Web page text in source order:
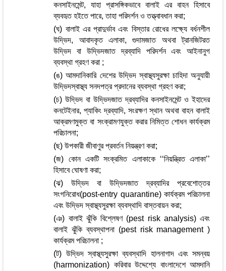
কনসাইনমেন্ট, যাহা প্রাসঙ্গিকভাবে বালাই এর বাহন হিসাবে
ব্যবহৃত হইতে পারে, তাহা পরিদর্শন ও তত্ত্বাবধান করা;
(ঘ) বালাই এর প্রাদুর্ভাব এবং বিস্তার রোধের লক্ষ্যে বর্ধনশীল
উদ্ভিদ, আবাদকৃত এলাকা, গুদামজাত অথবা ট্রানজিটরত
উদ্ভিদ বা উদ্ভিদজাত দ্রব্যাদি পরিদর্শন এবং আইনানুগ
ব্যবস্থা গ্রহণ করা ;
(ঙ) আমদানিকারি দেশের উদ্ভিদ স্বাস্থ্যসুরক্ষা চাহিদা অনুযায়ী
উদ্ভিদস্বাস্থ্য সনদপত্র প্রদানের ব্যবস্থা গ্রহণ করা;
(চ) উদ্ভিদ বা উদ্ভিদজাত দ্রব্যাদির কনসাইনমেন্ট ও ইহাদের
কনটেইনার, প্যাকিং দ্রব্যাদি, সংরক্ষণ স্থান অথবা বাহন বালাই
আক্রমণমুক্ত বা সংক্রামণযুক্ত করার নিমিত্ত শোধন কার্যক্রম
পরিচালনা;
(ছ) উপকারী জীবাণুর প্রবর্তন নিয়ন্ত্রণ করা;
(জ) কোন একটি সংক্রমিত এলাকাকে ‘‘নিয়ন্ত্রিত এলাকা’’
হিসাবে ঘোষণা করা;
(ঝ) উদ্ভিদ বা উদ্ভিদজাত দ্রব্যাদির প্রবেশোত্তর
সংগনিরোধ(post-entry quarantine) কার্যক্রম পরিচালনা
এবং উদ্ভিদ স্বাস্থ্যসুরক্ষা ব্যবস্থাদি বাস্তবায়ন করা;
(ঞ) বালাই ঝুঁকি বিশ্লেষণ (pest risk analysis) এবং
বালাই ঝুঁকি ব্যবস্থাপনা (pest risk management )
কার্যক্রম পরিচালনা ;
(ট) উদ্ভিদ স্বাস্থ্যসুরক্ষা ব্যবস্থাদি হালনাগাদ এবং সমন্বয়
(harmonization) করিবার উদ্দেশ্যে বাংলাদেশে আমদানি